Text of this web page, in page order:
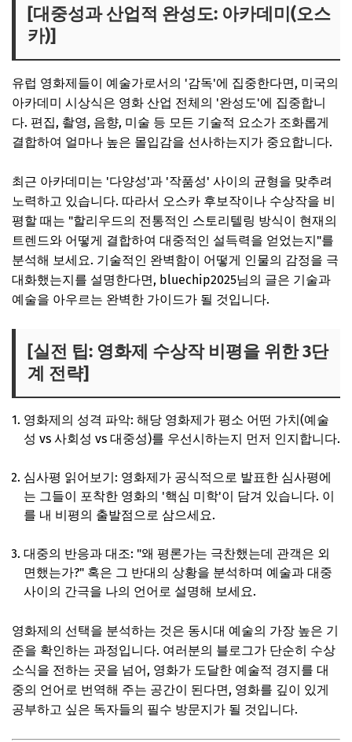
[대중성과 산업적 완성도: 아카데미(오스
카)]
유럽 영화제들이 예술가로서의 '감독'에 집중한다면, 미국의
아카데미 시상식은 영화 산업 전체의 '완성도'에 집중합니
다. 편집, 촬영, 음향, 미술 등 모든 기술적 요소가 조화롭게
결합하여 얼마나 높은 몰입감을 선사하는지가 중요합니다.
최근 아카데미는 '다양성'과 '작품성' 사이의 균형을 맞추려
노력하고 있습니다. 따라서 오스카 후보작이나 수상작을 비
평할 때는 "할리우드의 전통적인 스토리텔링 방식이 현재의
트렌드와 어떻게 결합하여 대중적인 설득력을 얻었는지"를
분석해 보세요. 기술적인 완벽함이 어떻게 인물의 감정을 극
대화했는지를 설명한다면, bluechip2025님의 글은 기술과
예술을 아우르는 완벽한 가이드가 될 것입니다.
[실전 팁: 영화제 수상작 비평을 위한 3단
계 전략]
영화제의 성격 파악: 해당 영화제가 평소 어떤 가치(예술
성 vs 사회성 vs 대중성)를 우선시하는지 먼저 인지합니다.
심사평 읽어보기: 영화제가 공식적으로 발표한 심사평에
는 그들이 포착한 영화의 '핵심 미학'이 담겨 있습니다. 이
를 내 비평의 출발점으로 삼으세요.
대중의 반응과 대조: "왜 평론가는 극찬했는데 관객은 외
면했는가?" 혹은 그 반대의 상황을 분석하며 예술과 대중
사이의 간극을 나의 언어로 설명해 보세요.
영화제의 선택을 분석하는 것은 동시대 예술의 가장 높은 기
준을 확인하는 과정입니다. 여러분의 블로그가 단순히 수상
소식을 전하는 곳을 넘어, 영화가 도달한 예술적 경지를 대
중의 언어로 번역해 주는 공간이 된다면, 영화를 깊이 있게
공부하고 싶은 독자들의 필수 방문지가 될 것입니다.